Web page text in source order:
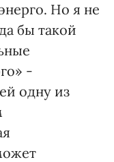
Но я не
бы такой
-
одну из